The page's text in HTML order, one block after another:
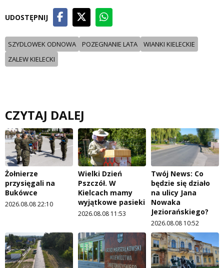
UDOSTĘPNIJ
SZYDLOWEK ODNOWA POZEGNANIE LATA
WIANKI KIELECKIE
ZALEW KIELECKI
CZYTAJ DALEJ
Żołnierze
przysięgali na
Bukówce
2026.08.08 22:10
Wielki Dzień
Pszczół. W
Kielcach mamy
wyjątkowe pasieki
2026.08.08 11:53
Twój News: Co
będzie się działo
na ulicy Jana
Nowaka
Jeziorańskiego?
2026.08.08 10:52